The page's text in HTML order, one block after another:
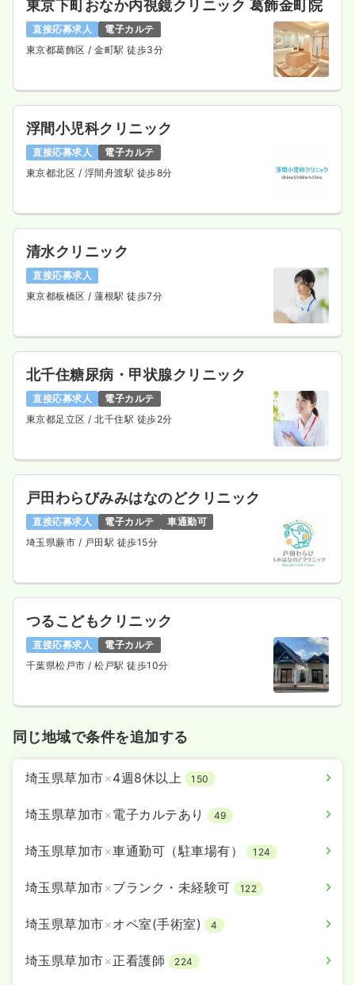
オペ室(手術室)正・准看護師 クリニック
25.6
※一例
4週8休以上
担当業務未経験可
第二新卒可
月給25万円以上可
気になる 詳細を見る
東京下町おなか内視鏡クリニック 葛飾金町院
直接応募求人
電子カルテ
東京都葛飾区/ 金町駅 徒歩3分
浮間小児科クリニック
直接応募求人
電子カルテ
東京都北区 / 浮間舟渡駅 徒歩8分
清水クリニック
直接応募求人
東京都板橋区/ 蓮根駅 徒歩7分
北千住糖尿病・甲状腺クリニック
直接応募求人
電子カルテ
東京都足立区/ 北千住駅 徒歩2分
戸田わらびみみはなのどクリニック
直接応募求人 電子カルテ
車通勤可
埼玉県蕨市 / 戸田駅 徒歩15分
つるこどもクリニック
直接応募求人
電子カルテ
千葉県松戸市/ 松戸駅 徒歩10分
同じ地域で条件を追加する
埼玉県草加市×4週8休以上 150
埼玉県草加市×電子カルテあり 49
埼玉県草加市×車通勤可（駐車場有） 124
埼玉県草加市×ブランク・未経験可 122
埼玉県草加市×オペ室(手術室) 4
埼玉県草加市×正看護師 224